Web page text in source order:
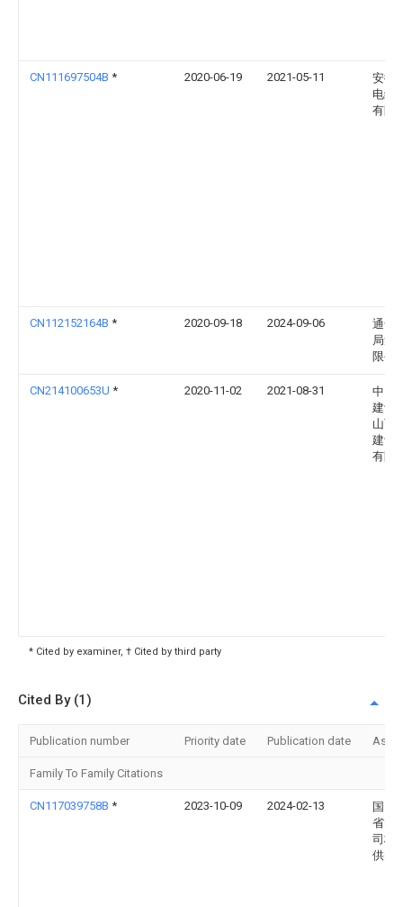
CN111697504B * 2020-06-19 2021-05-11
安徽
电缆
有限
CN112152164B * 2020-09-18 2024-09-06
通号
局集
限公
CN214100653U * 2020-11-02 2021-08-31
中国
建设
山西
建设
有限
* Cited by examiner, † Cited by third party
Cited By (1)
Publication number Priority date Publication date
Family To Family Citations
CN117039758B * 2023-10-09 2024-02-13
国网
省电
司桓
供电